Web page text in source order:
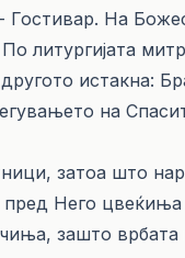
На
литургијата
истакна:
на
затоа што
пред Него
зашто врбата